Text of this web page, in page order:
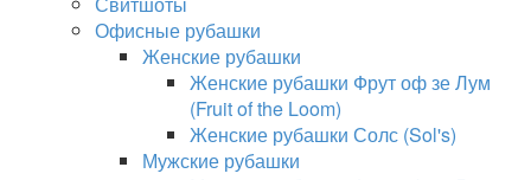
Офисные рубашки
Женские рубашки
Женские рубашки Фрут оф зе Лум
(Fruit of the Loom)
Женские рубашки Солс (Sol's)
Мужские рубашки